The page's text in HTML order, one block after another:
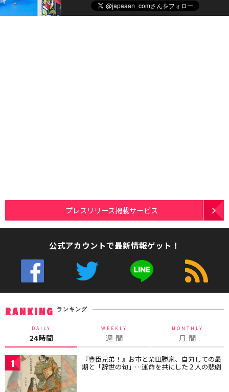
プレスリリース掲載サービス
公式アカウントで最新情報ゲット！
RANKING ランキング
DAILY
24時間
WEEKLY
週 間
MONTHLY
月 間
1 『豊臣兄弟！』お市と柴田勝家、自刃しての最
期と「辞世の句」…運命を共にした２人の悲劇